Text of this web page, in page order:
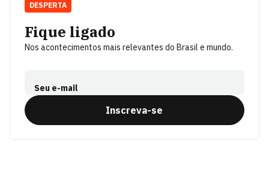
Fique ligado
Nos acontecimentos mais relevantes do Brasil e mundo.
Seu e-mail
Inscreva-se
DESPERTA